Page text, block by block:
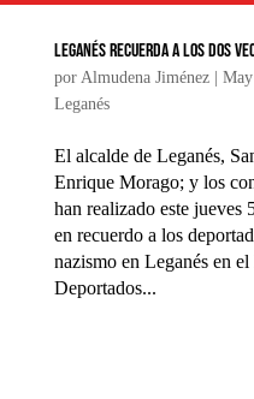
Leganés recuerda a los dos
por Almudena Jiménez|
Leganés
El alcalde de Leganés,
Enrique Morago; y los
han realizado este jueves
en recuerdo a los
nazismo en Leganés en
Deportados...